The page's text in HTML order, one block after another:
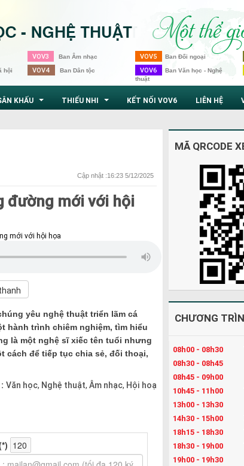
hội
VOV3 Ban Âm nhạc
VOV4 Ban Dân tộc
VOV5 Ban Đối ngoại
VOV6 Ban Văn học - Nghệ
thuật
KHẤU THIẾU NHI KẾT NỐI VOV6 LIÊN HỆ
Cập nhật :16:23 5/12/2025
đường mới với hội
yêu nghệ thuật triển lãm cá
hành trình chiêm nghiệm, tìm hiểu
là một nghệ sĩ xiếc tên tuổi nhưng
cách để tiếp tục chia sẻ, đối thoại,
Văn học, Nghệ thuật, Âm nhạc, Hội hoạ
MÃ QRCODE
CHƯƠNG
08h00 - 08h30
08h30 - 08h45
08h45 - 09h00
10h45 - 11h00
13h00 - 13h30
14h30 - 15h00
18h15 - 18h30
18h30 - 19h00
19h00 - 19h30